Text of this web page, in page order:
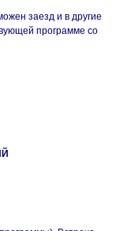
заезд и в другие
программе со